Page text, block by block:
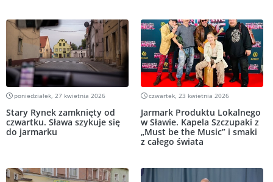
poniedziałek, 27 kwietnia 2026
Stary Rynek zamknięty od
czwartku. Sława szykuje się
do jarmarku
czwartek, 23 kwietnia 2026
Jarmark Produktu Lokalnego
w Sławie. Kapela Szczupaki z
„Must be the Music” i smaki
z całego świata